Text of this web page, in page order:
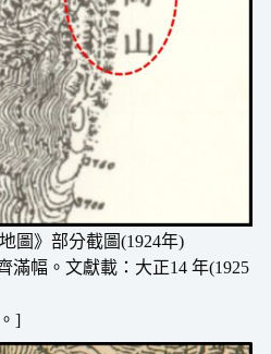
圖》 部分截圖(1924年)
滿幅。文獻載：大正14 年(1925
]